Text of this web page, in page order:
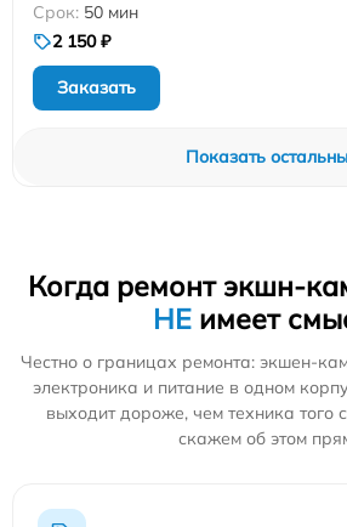
50 мин
2 150 ₽
Заказать
Показать
Когда ремонт экшн-
НЕ имеет
Честно о границах ремонта: экшен-
электроника и питание в одном
выходит дороже, чем техника того
скажем об этом